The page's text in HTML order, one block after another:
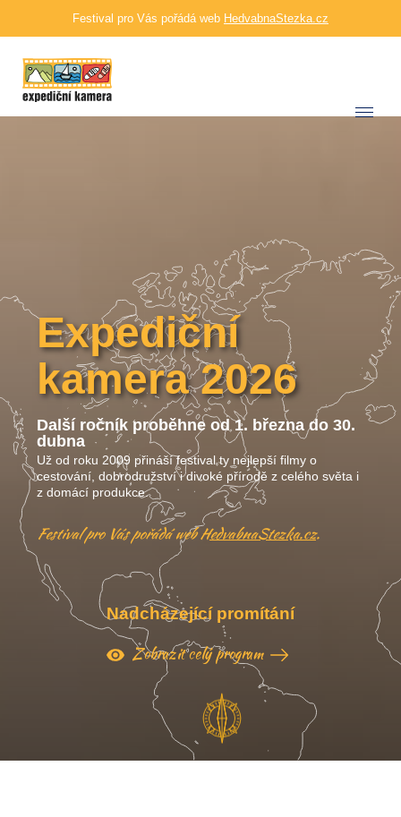
Festival pro Vás pořádá web HedvabnaStezka.cz
Expediční
kamera 2026
Další ročník proběhne od 1. března do 30.
dubna
Už od roku 2009 přináší festival ty nejlepší filmy o
cestování, dobrodružství i divoké přírodě z celého světa i
z domácí produkce.
Festival pro Vás pořádá webHedvabnaStezka.cz.
Nadcházející promítání
Zobrazit celý program